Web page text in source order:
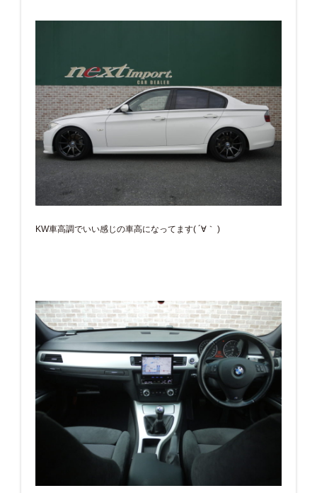
KW車高調でいい感じの車高になってます( ´∀｀ )